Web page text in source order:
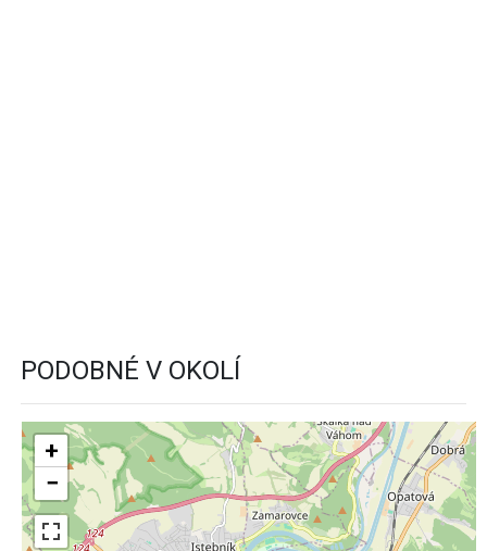
PODOBNÉ V OKOLÍ
+
−